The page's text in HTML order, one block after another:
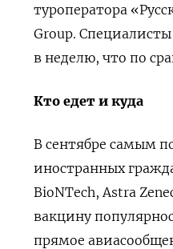
туроператора
Group.
в неделю, что по
Кто едет и куда
В сентябре самым
иностранных
BioNTech, Astra
вакцину
прямое